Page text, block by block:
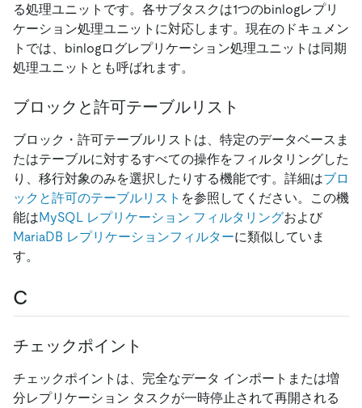
る処理ユニットです。各サブタスクは1つのbinlogレプリ
ケーション処理ユニットに対応します。現在のドキュメン
トでは、binlogログレプリケーション処理ユニットは同期
処理ユニットとも呼ばれます。
ブロックと許可テーブルリスト
ブロック・許可テーブルリストは、特定のデータベースま
たはテーブルに対するすべての操作をフィルタリングした
り、移行対象のみを選択したりする機能です。詳細はブロ
ックと許可のテーブルリスト を参照してください。この機
能はMySQL レプリケーション フィルタリングおよび
MariaDB レプリケーションフィルターに類似していま
す。
C
チェックポイント
チェックポイントは、完全なデータ インポートまたは増
分レプリケーション タスクが一時停止されて再開される